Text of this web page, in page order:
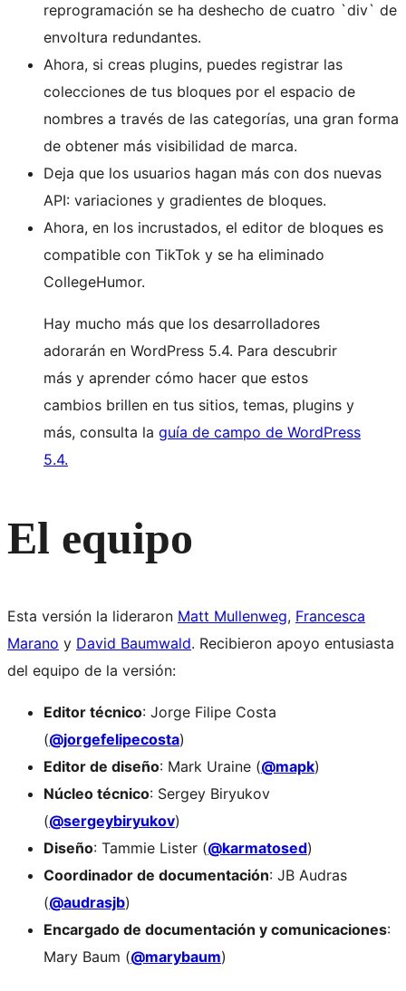
reprogramación se ha deshecho de cuatro `div` de
envoltura redundantes.
Ahora, si creas plugins, puedes registrar las
colecciones de tus bloques por el espacio de
nombres a través de las categorías, una gran forma
de obtener más visibilidad de marca.
Deja que los usuarios hagan más con dos nuevas
API: variaciones y gradientes de bloques.
Ahora, en los incrustados, el editor de bloques es
compatible con TikTok y se ha eliminado
CollegeHumor.
Hay mucho más que los desarrolladores
adorarán en WordPress 5.4. Para descubrir
más y aprender cómo hacer que estos
cambios brillen en tus sitios, temas, plugins y
más, consulta la guía de campo de WordPress
5.4.
El equipo
Esta versión la lideraron Matt Mullenweg, Francesca
Marano y David Baumwald. Recibieron apoyo entusiasta
del equipo de la versión:
Editor técnico: Jorge Filipe Costa
(@jorgefelipecosta)
Editor de diseño: Mark Uraine (@mapk)
Núcleo técnico: Sergey Biryukov
(@sergeybiryukov)
Diseño: Tammie Lister (@karmatosed)
Coordinador de documentación: JB Audras
(@audrasjb)
Encargado de documentación y comunicaciones:
Mary Baum (@marybaum)